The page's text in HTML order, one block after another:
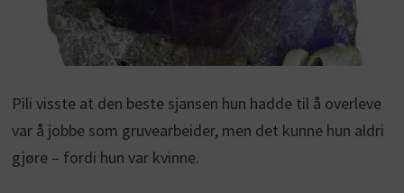
Pili visste at den beste sjansen hun hadde til å overleve
var å jobbe som gruvearbeider, men det kunne hun aldri
gjøre – fordi hun var kvinne.